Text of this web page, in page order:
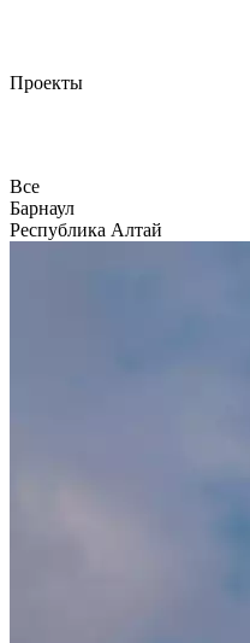
Проекты
Все
Барнаул
Республика Алтай